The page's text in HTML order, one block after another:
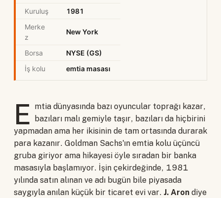
Kuruluş
1981
Merke
z
New York
Borsa
NYSE (GS)
İş kolu
emtia masası
E mtia dünyasında bazı oyuncular toprağı kazar,
bazıları malı gemiyle taşır, bazıları da hiçbirini
yapmadan ama her ikisinin de tam ortasında durarak
para kazanır. Goldman Sachs'ın emtia kolu üçüncü
gruba giriyor ama hikayesi öyle sıradan bir banka
masasıyla başlamıyor. İşin çekirdeğinde, 1981
yılında satın alınan ve adı bugün bile piyasada
saygıyla anılan küçük bir ticaret evi var. J. Aron diye